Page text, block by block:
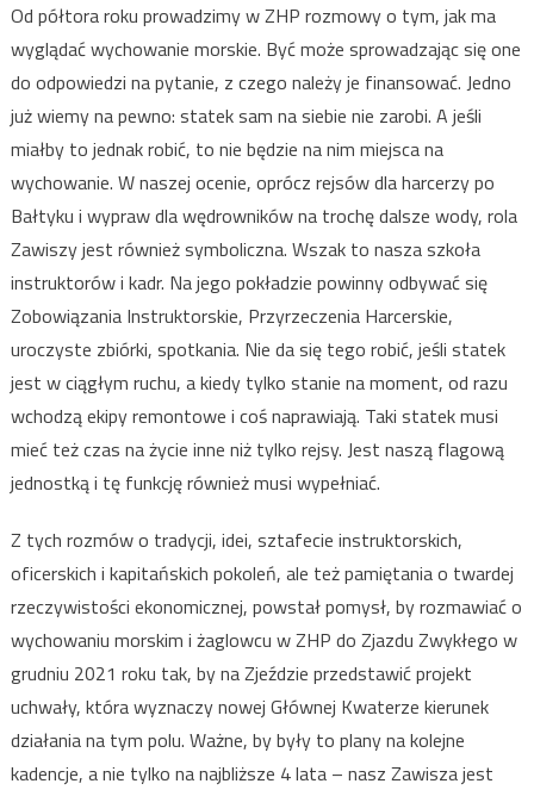
Od półtora roku prowadzimy w ZHP rozmowy o tym, jak ma
wyglądać wychowanie morskie. Być może sprowadzając się one
do odpowiedzi na pytanie, z czego należy je finansować. Jedno
już wiemy na pewno: statek sam na siebie nie zarobi. A jeśli
miałby to jednak robić, to nie będzie na nim miejsca na
wychowanie. W naszej ocenie, oprócz rejsów dla harcerzy po
Bałtyku i wypraw dla wędrowników na trochę dalsze wody, rola
Zawiszy jest również symboliczna. Wszak to nasza szkoła
instruktorów i kadr. Na jego pokładzie powinny odbywać się
Zobowiązania Instruktorskie, Przyrzeczenia Harcerskie,
uroczyste zbiórki, spotkania. Nie da się tego robić, jeśli statek
jest w ciągłym ruchu, a kiedy tylko stanie na moment, od razu
wchodzą ekipy remontowe i coś naprawiają. Taki statek musi
mieć też czas na życie inne niż tylko rejsy. Jest naszą flagową
jednostką i tę funkcję również musi wypełniać.
Z tych rozmów o tradycji, idei, sztafecie instruktorskich,
oficerskich i kapitańskich pokoleń, ale też pamiętania o twardej
rzeczywistości ekonomicznej, powstał pomysł, by rozmawiać o
wychowaniu morskim i żaglowcu w ZHP do Zjazdu Zwykłego w
grudniu 2021 roku tak, by na Zjeździe przedstawić projekt
uchwały, która wyznaczy nowej Głównej Kwaterze kierunek
działania na tym polu. Ważne, by były to plany na kolejne
kadencje, a nie tylko na najbliższe 4 lata – nasz Zawisza jest